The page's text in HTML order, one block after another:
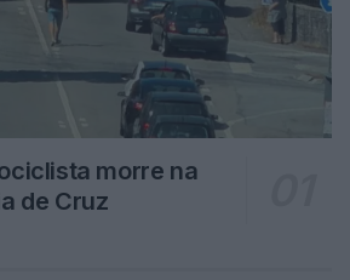
morre na
de Cruz